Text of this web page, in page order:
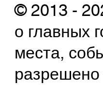
© 2013 -
о главных
места,
разрешено